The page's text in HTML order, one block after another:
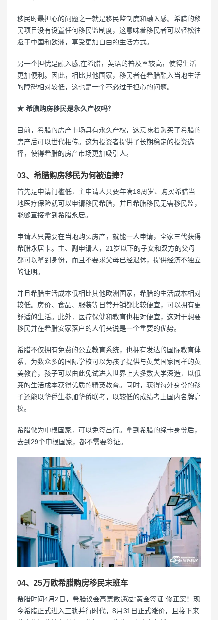
移民时最担心的问题之一就是移民监制度和融入感。希腊的移
民项目没有设置任何移民监制度，这意味着移民者可以轻松往
返于中国和欧洲，享受更加自由的生活方式。
另一个担忧是融入感,在希腊，英语的普及率较高，使得生活
更加便利。因此，相比其他国家，移民者在希腊融入当地生活
的障碍相对较低，这也是一个不必过于担心的问题。
★ 希腊购房移民是永久产权吗？
目前，希腊的房产市场具有永久产权，这意味着购买了希腊的
房产后可以世代相传。这为投资者提供了长期稳定的投资选
择，使得希腊的房产市场更加吸引人。
03、希腊购房移民为何被追捧？
首先是申请门槛低，主申请人只要年满18周岁、购买希腊当
地医疗保险就可以申请移民希腊，并且希腊移民无需移民监，
能够直接拿到希腊永居。
申请人只需要在当地购买房产，就能一人申请，全家三代获得
希腊永居卡。主、副申请人，21岁以下的子女和双方的父母
都可以拿到身份，而且不要求父母已经退休，提供经济不独立
的证明。
并且希腊生活成本低相比其他欧洲国家，希腊的生活成本相对
较低。房价、食品、服装等日常开销都比较便宜，可以拥有更
舒适的生活。此外，医疗保健和教育也相对便宜，这对于想要
移民并在希腊安家落户的人们来说是一个重要的优势。
希腊不仅拥有免费的公立教育系统，也拥有发达的国际教育体
系，为数众多的国际学校可以为孩子提供与英美国家同样的英
美教育，孩子可以由此免试进入世界上大多数大学深造，以低
廉的生活成本获得优质的精英教育。同时，获得海外身份的孩
子还能以华侨生参加华侨联考，以较低的成绩考上国内名牌高
校。
希腊做为申根国家，可以免签出行。拿到希腊的绿卡身份后，
去到29个申根国家，都不需要签证。
04、25万欧希腊购房移民末班车
希腊时间4月2日，希腊议会高票数通过“黄金签证”修正案！现
今希腊正式进入三轨并行时代，8月31日正式涨价，且接下来